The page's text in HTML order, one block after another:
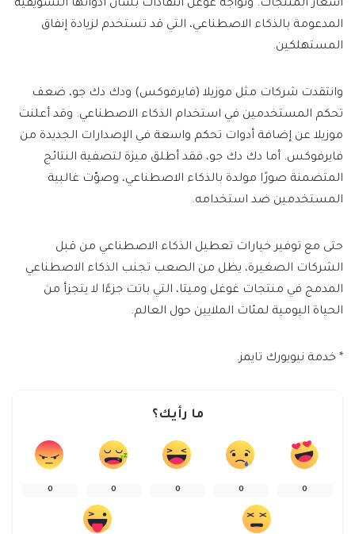
أسعار المنتجات. وتواجه غوغل انتقادات بشأن أدواتها التسويقية
المدعومة بالذكاء الاصطناعي، التي قد تستخدم لزيادة إنفاق
المستهلكين.
وانتقدت شركات مثل موزيلا (فايرفوكس) ودك دك جو، ضعف
تحكم المستخدمين في استخدام الذكاء الاصطناعي. وقد أعلنت
موزيلا عن إضافة أدوات تحكم واسعة في الإصدارات الجديدة من
فايرفوكس. أما دك دك جو، فقد أطلق ميزة لتصفية النتائج
المتضمنة صورًا مولدة بالذكاء الاصطناعي، وصوّت غالبية
المستخدمين ضد استخدامه.
حتى مع توفير خيارات تعطيل الذكاء الاصطناعي من قبل
الشركات الصغيرة، يظل من الصعب تجنب الذكاء الاصطناعي
المدمج في منتجات غوغل وميتا، التي باتت جزءًا لا يتجزأ من
الحياة اليومية لمئات الملايين حول العالم.
* خدمة نيويورك تايمز.
ما رأيك؟
0
0
0
0
0